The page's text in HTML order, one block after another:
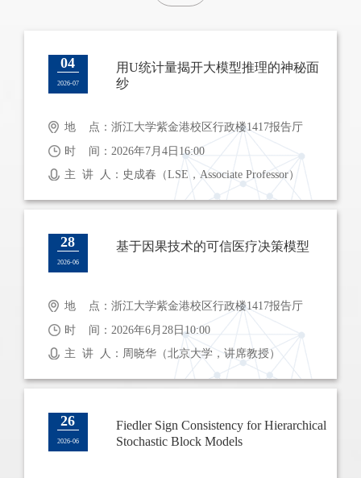
04
2026-07
用U统计量揭开大模型推理的神秘面
纱
地 点：浙江大学紫金港校区行政楼1417报告厅
时 间：2026年7月4日16:00
主 讲 人：史成春（LSE，Associate Professor）
28
2026-06
基于因果技术的可信医疗决策模型
地 点：浙江大学紫金港校区行政楼1417报告厅
时 间：2026年6月28日10:00
主 讲 人：周晓华（北京大学，讲席教授）
26
2026-06
Fiedler Sign Consistency for Hierarchical
Stochastic Block Models